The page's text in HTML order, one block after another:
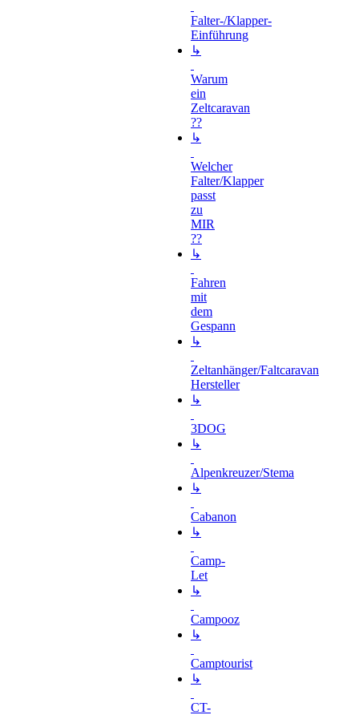
Falter-/Klapper-
Einführung
↳
Warum
ein
Zeltcaravan
??
↳
Welcher
Falter/Klapper
passt
zu
MIR
??
↳
Fahren
mit
dem
Gespann
↳
Zeltanhänger/Faltcaravan
Hersteller
↳
3DOG
↳
Alpenkreuzer/Stema
↳
Cabanon
↳
Camp-
Let
↳
Campooz
↳
Camptourist
↳
CT-